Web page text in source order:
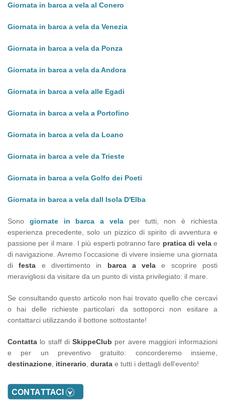
Giornata in barca a vela al Conero
Giornata in barca a vela da Venezia
Giornata in barca a vela da Ponza
Giornata in barca a vela da Andora
Giornata in barca a vela alle Egadi
Giornata in barca a vela a Portofino
Giornata in barca a vela da Loano
Giornata in barca a vele da Trieste
Giornata in barca a vela Golfo dei Poeti
Giornata in barca a vela dall Isola D'Elba
Sono giornate in barca a vela per tutti, non è richiesta
esperienza precedente, solo un pizzico di spirito di avventura e
passione per il mare. I più esperti potranno fare pratica di velae
di navigazione. Avremo l’occasione di vivere insieme una giornata
difesta e divertimento in barca a vela e scoprire posti
meravigliosi da visitare da un punto di vista privilegiato: il mare.
Se consultando questo articolo non hai trovato quello che cercavi
o hai delle richieste particolari da sottoporci non esitare a
contattarci utilizzando il bottone sottostante!
Contatta lo staff diSkippeClub per avere maggiori informazioni
e per un preventivo gratuito: concorderemo insieme,
destinazione itinerario durata e tutti i dettagli dell’evento!